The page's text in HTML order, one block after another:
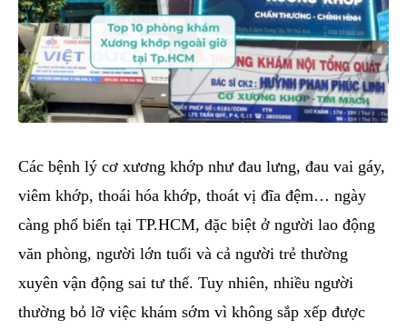
Các bệnh lý cơ xương khớp như đau lưng, đau vai gáy,
viêm khớp, thoái hóa khớp, thoát vị đĩa đệm… ngày
càng phổ biến tại TP.HCM, đặc biệt ở người lao động
văn phòng, người lớn tuổi và cả người trẻ thường
xuyên vận động sai tư thế. Tuy nhiên, nhiều người
thường bỏ lỡ việc khám sớm vì không sắp xếp được